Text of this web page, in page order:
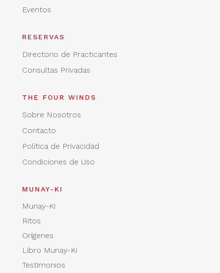
Eventos
RESERVAS
Directorio de Practicantes
Consultas Privadas
THE FOUR WINDS
Sobre Nosotros
Contacto
Política de Privacidad
Condiciones de Uso
MUNAY-KI
Munay-Ki
Ritos
Orígenes
Libro Munay-Ki
Testimonios